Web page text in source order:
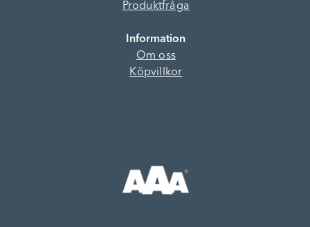
Produktfråga
Information
Om oss
Köpvillkor